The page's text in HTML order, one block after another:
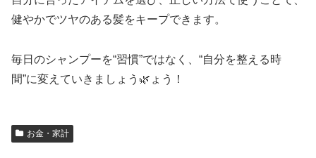
健やかでツヤのある髪をキープできます。
毎日のシャンプーを“習慣”ではなく、“自分を整える時
間”に変えていきましょう🌿ょう！
お金・家計